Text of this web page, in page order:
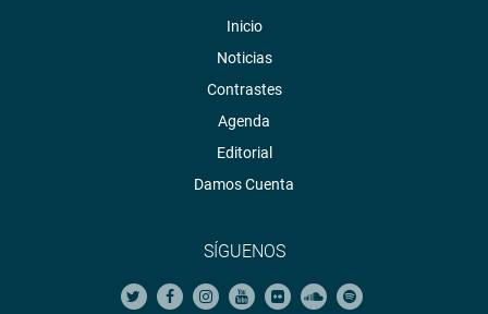
Inicio
Noticias
Contrastes
Agenda
Editorial
Damos Cuenta
SÍGUENOS